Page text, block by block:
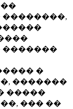
�������
�
�������
�����
��� ��